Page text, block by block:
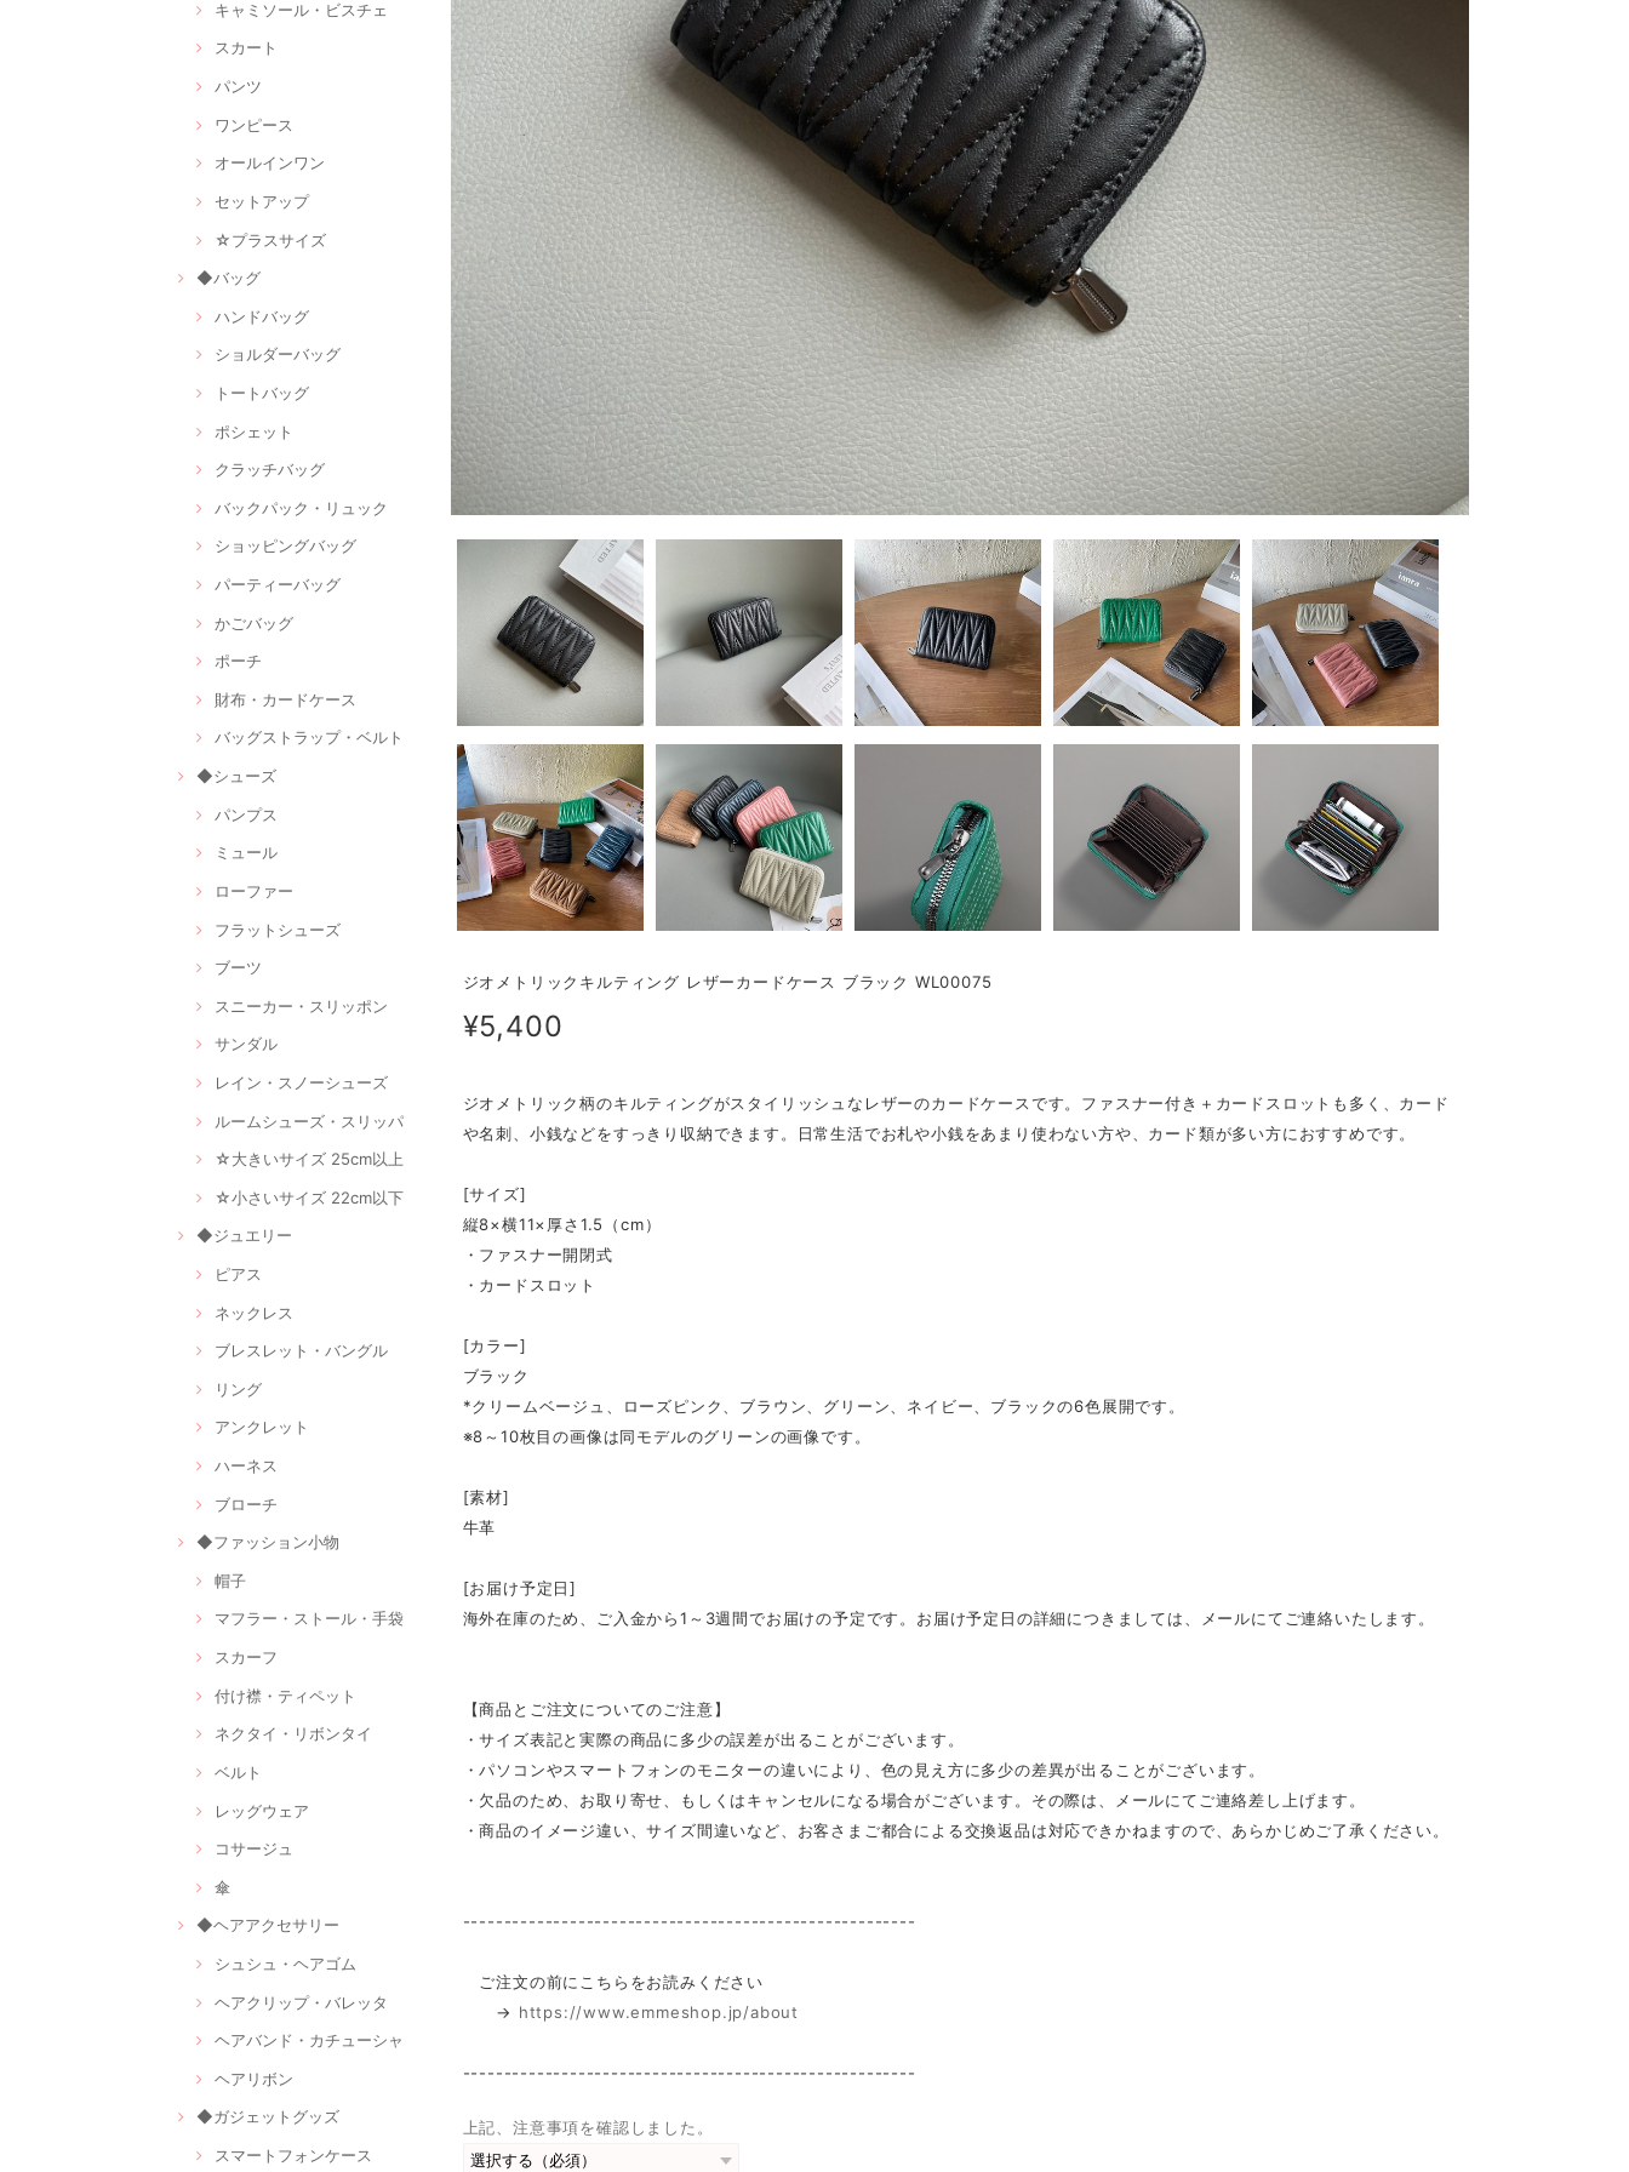
キャミソール・ビスチェ
スカート
パンツ
ワンピース
オールインワン
セットアップ
☆プラスサイズ
◆バッグ
ハンドバッグ
ショルダーバッグ
トートバッグ
ポシェット
クラッチバッグ
バックパック・リュック
ショッピングバッグ
パーティーバッグ
かごバッグ
ポーチ
財布・カードケース
バッグストラップ・ベルト
◆シューズ
パンプス
ミュール
ローファー
フラットシューズ
ブーツ
スニーカー・スリッポン
サンダル
レイン・スノーシューズ
ルームシューズ・スリッパ
☆大きいサイズ 25cm以上
☆小さいサイズ 22cm以下
◆ジュエリー
ピアス
ネックレス
ブレスレット・バングル
リング
アンクレット
ハーネス
ブローチ
◆ファッション小物
帽子
マフラー・ストール・手袋
スカーフ
付け襟・ティペット
ネクタイ・リボンタイ
ベルト
レッグウェア
コサージュ
傘
◆ヘアアクセサリー
シュシュ・ヘアゴム
ヘアクリップ・バレッタ
ヘアバンド・カチューシャ
ヘアリボン
◆ガジェットグッズ
スマートフォンケース
ジオメトリックキルティング レザーカードケース ブラック WL00075
¥5,400
ジオメトリック柄のキルティングがスタイリッシュなレザーのカードケースです。ファスナー付き＋カードスロットも多く、カード
や名刺、小銭などをすっきり収納できます。日常生活でお札や小銭をあまり使わない方や、カード類が多い方におすすめです。
[サイズ]
縦8×横11×厚さ1.5（cm）
・ファスナー開閉式
・カードスロット
[カラー]
ブラック
*クリームベージュ、ローズピンク、ブラウン、グリーン、ネイビー、ブラックの6色展開です。
※8～10枚目の画像は同モデルのグリーンの画像です。
[素材]
牛革
[お届け予定日]
海外在庫のため、ご入金から1～3週間でお届けの予定です。お届け予定日の詳細につきましては、メールにてご連絡いたします。
【商品とご注文についてのご注意】
・サイズ表記と実際の商品に多少の誤差が出ることがございます。
・パソコンやスマートフォンのモニターの違いにより、色の見え方に多少の差異が出ることがございます。
・欠品のため、お取り寄せ、もしくはキャンセルになる場合がございます。その際は、メールにてご連絡差し上げます。
・商品のイメージ違い、サイズ間違いなど、お客さまご都合による交換返品は対応できかねますので、あらかじめご了承ください。
-------------------------------------------------------
ご注文の前にこちらをお読みください
→ https://www.emmeshop.jp/about
-------------------------------------------------------
上記、注意事項を確認しました。